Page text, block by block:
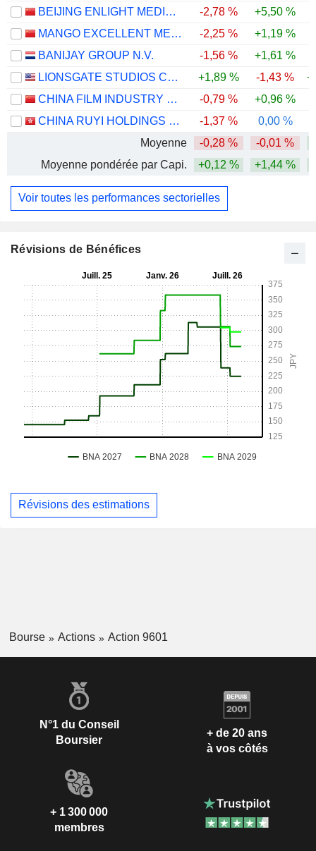
BEIJING ENLIGHT MEDIA CO., LTD
-2,78 % +5,50 %
MANGO EXCELLENT MEDIA CO., LTD.
-2,25 % +1,19 %
BANIJAY GROUP N.V.
-1,56 % +1,61 %
LIONSGATE STUDIOS CORP.
+1,89 % -1,43 %
CHINA FILM INDUSTRY GROUP CO., LTD.
-0,79 % +0,96 %
CHINA RUYI HOLDINGS LIMITED
-1,37 % 0,00 %
Moyenne
-0,28 % -0,01 %
Moyenne pondérée par Capi.
+0,12 % +1,44 %
Voir toutes les performances sectorielles
Révisions de Bénéfices
Révisions des estimations
Bourse Actions Action 9601
N°1 du Conseil
Boursier
+ de 20 ans
à vos côtés
+ 1 300 000
membres